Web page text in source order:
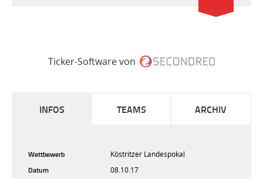
Ticker-Software von
INFOS TEAMS ARCHIV
Wettbewerb
Köstritzer Landespokal
Datum
08.10.17